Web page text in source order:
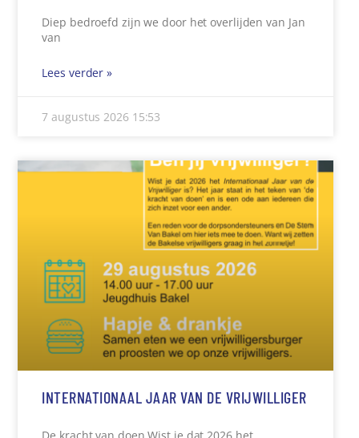
Diep bedroefd zijn we door het overlijden van Jan
van
Lees verder »
7 augustus 2026 15:53
INTERNATIONAAL JAAR VAN DE VRIJWILLIGER
De kracht van doen Wist je dat 2026 het